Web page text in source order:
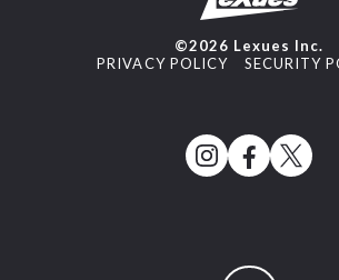
©2026 Lexues Inc.
PRIVACY POLICY
SECURITY